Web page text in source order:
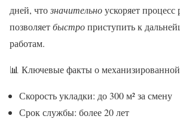
дней, чтозначительноускоряет процесс
позволяетбыстроприступить к
работам.
📊 Ключевые факты о
Скорость укладки: до 300 м² за смену
Срок службы: более 20 лет